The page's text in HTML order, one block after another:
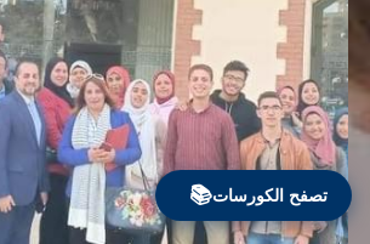
تصفح الكورسات